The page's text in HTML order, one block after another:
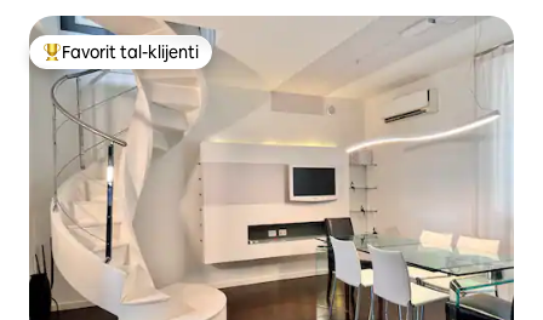
Wieħed mill-aqwa favoriti tal-klijenti
Favorit tal-klijenti